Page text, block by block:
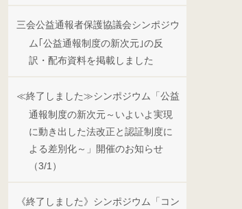
三会公益通報者保護協議会シンポジウ
ム｢公益通報制度の新次元｣の反
訳・配布資料を掲載しました
≪終了しました≫シンポジウム「公益
通報制度の新次元～いよいよ実現
に動き出した法改正と認証制度に
よる差別化～」開催のお知らせ
（3/1）
《終了しました》シンポジウム「コン